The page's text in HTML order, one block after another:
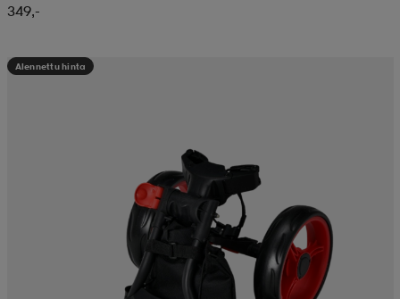
349,-
Alennettu hinta